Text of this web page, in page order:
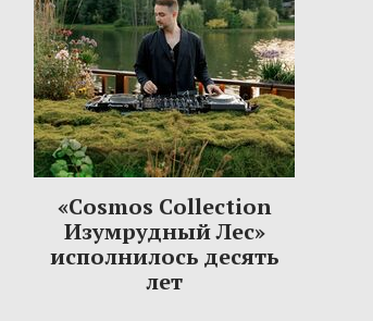
«Cosmos Collection
Изумрудный Лес»
исполнилось десять
лет